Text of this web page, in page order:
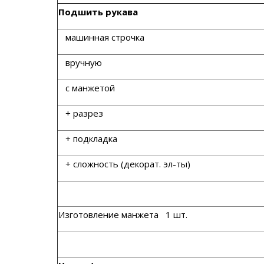
Подшить рукава
машинная строчка
вручную
с манжетой
+ разрез
+ подкладка
+ сложность (декорат. эл-ты)
Изготовление манжета 1 шт.